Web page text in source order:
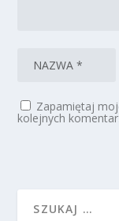
Zapamiętaj
kolejnych